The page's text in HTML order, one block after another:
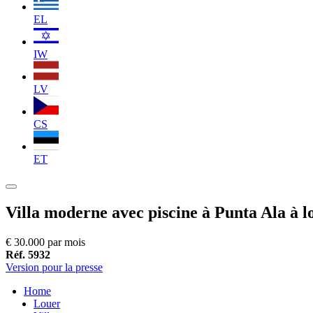
EL
IW
LV
CS
ET
Villa moderne avec piscine à Punta Ala à
€ 30.000 par mois
Réf. 5932
Version pour la presse
Home
Louer